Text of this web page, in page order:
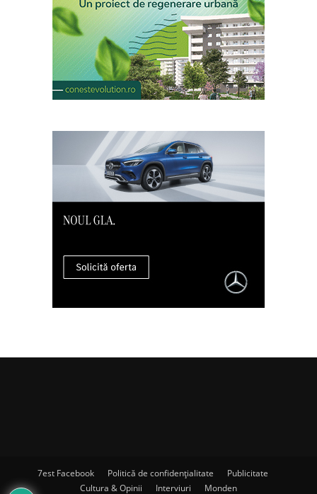
7est Facebook Politică de confidențialitate
Publicitate
Cultura & Opinii
Interviuri Monden